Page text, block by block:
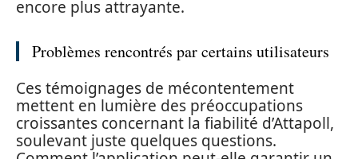
encore plus attrayante.
Problèmes rencontrés par certains utilisateurs
Ces témoignages de mécontentement
mettent en lumière des préoccupations
croissantes concernant la fiabilité d’Attapoll,
soulevant juste quelques questions.